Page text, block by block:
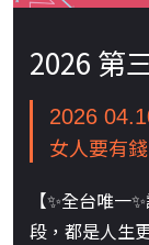
2026 第
2026
女人要有錢
【✨全台唯一
段，都是人生